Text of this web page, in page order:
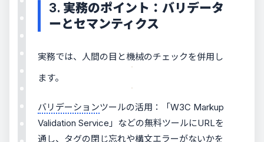
3. 実務のポイント：バリデータ
ーとセマンティクス
実務では、人間の目と機械のチェックを併用し
ます。
バリデーションツールの活用：「W3C Markup
Validation Service」などの無料ツールにURLを
通し、タグの閉じ忘れや構文エラーがないかを